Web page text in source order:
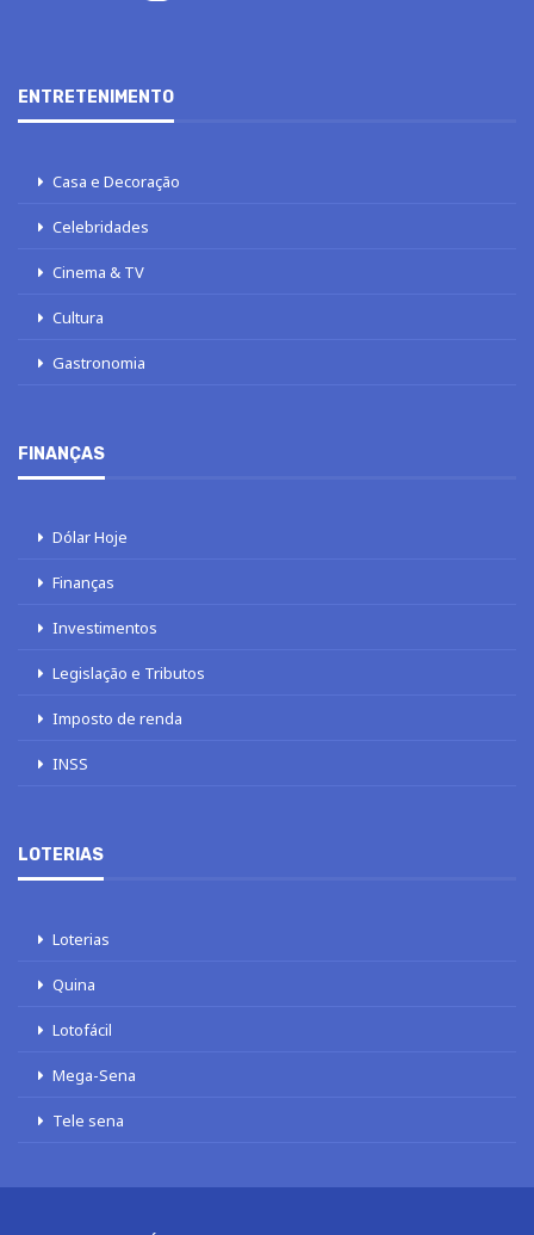
ENTRETENIMENTO
Casa e Decoração
Celebridades
Cinema & TV
Cultura
Gastronomia
FINANÇAS
Dólar Hoje
Finanças
Investimentos
Legislação e Tributos
Imposto de renda
INSS
LOTERIAS
Loterias
Quina
Lotofácil
Mega-Sena
Tele sena